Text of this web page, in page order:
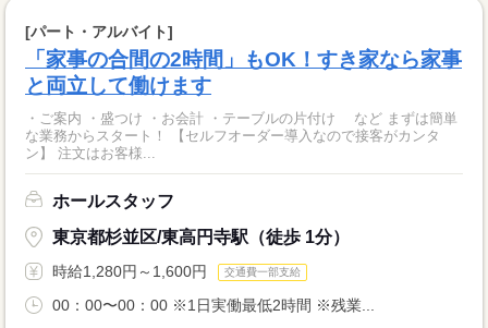
[パート・アルバイト]
「家事の合間の2時間」もOK！すき家なら家事
と両立して働けます
・ご案内 ・盛つけ ・お会計 ・テーブルの片付け など まずは簡単
な業務からスタート！ 【セルフオーダー導入なので接客がカンタ
ン】 注文はお客様...
ホールスタッフ
東京都杉並区/東高円寺駅（徒歩 1分）
時給1,280円～1,600円 交通費一部支給
00：00〜00：00 ※1日実働最低2時間 ※残業...